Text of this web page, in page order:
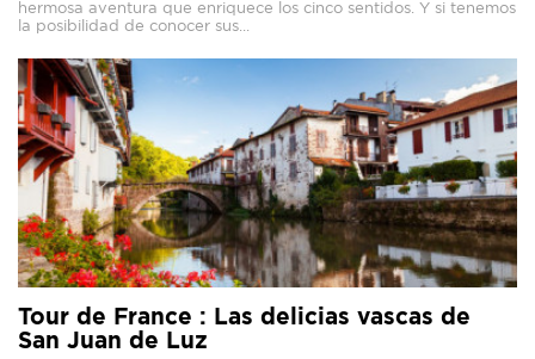
hermosa aventura que enriquece los cinco sentidos. Y si tenemos
la posibilidad de conocer sus...
Tour de France : Las delicias vascas de
San Juan de Luz